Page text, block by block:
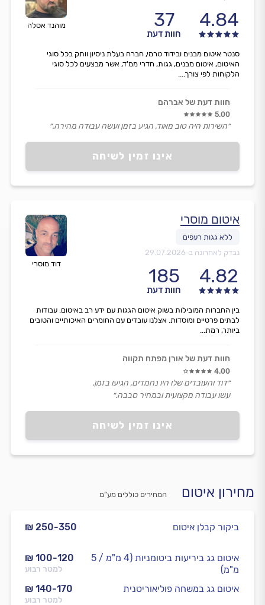
מוהנד אסלה 4.84
37
חוות דעת
אינו זמין לשיחה
סנטר איטום מבנים ובידוד טרמי, חברה בעלת ניסיון וותק בכל סוגי
האיטום, איטום מבנים, גגות, חדרי ממ'ד, אשר מבצעים לכל סוגי
הלקוחות לפי צורך....
חוות דעת של אברהם
5.00
״השירות היה טוב מאוד, הגיע בזמן ועשה עבודה מהירה.״
דוד מוסרי
איטום מוסרי
נבדק לאחרונה ב-29.07.2026
4.82
185
חוות דעת
אינו זמין לשיחה
בין החברות המובילות בשוק איטום הגגות עם ידע רב באיטום. עבודות
לבתים פרטיים ומוסדות. אצלנו עובדים עם החומרים האיכותיים והטובים
ביותר, רמת...
חוות דעת של אורן מפתח תקווה
4.00
״דוד והעובדים שלו היו נחמדים, הגיעו בזמן.
עשו עבודה מקצועית ובמחיר סבבה.״
מחירון איטום המחירים כוללים מע”מ
₪ 250-350 ביקור קבלן איטום
₪ 100-120
למטר רבוע
איטום גג ביריעות ביטומניות (4 מ"מ / 5
מ"מ)
₪ 140-170
למטר רבוע
איטום גג במשחה פוליאוריטנית